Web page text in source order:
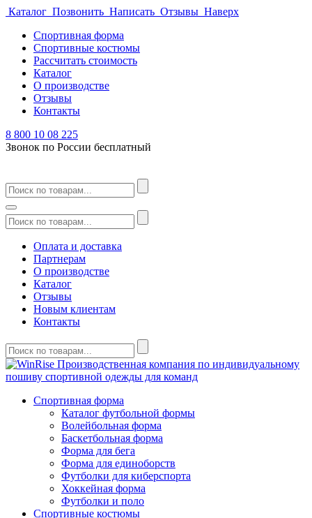
Каталог Позвонить Написать Отзывы Наверх
Спортивная форма
Спортивные костюмы
Рассчитать стоимость
Каталог
О производстве
Отзывы
Контакты
8 800 10 08 225
Звонок по России бесплатный
Оплата и доставка
Партнерам
О производстве
Каталог
Отзывы
Новым клиентам
Контакты
Производственная компания по индивидуальному
пошиву спортивной одежды для команд
Спортивная форма
Каталог футбольной формы
Волейбольная форма
Баскетбольная форма
Форма для бега
Форма для единоборств
Футболки для киберспорта
Хоккейная форма
Футболки и поло
Спортивные костюмы